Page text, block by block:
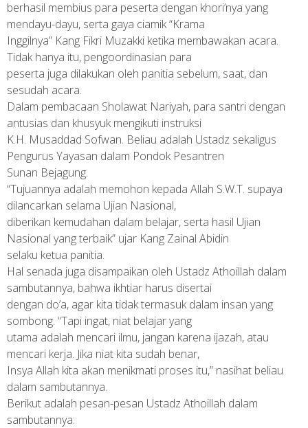
berhasil membius para peserta dengan khori’nya yang
mendayu-dayu, serta gaya ciamik “Krama
Inggilnya” Kang Fikri Muzakki ketika membawakan acara.
Tidak hanya itu, pengoordinasian para
peserta juga dilakukan oleh panitia sebelum, saat, dan
sesudah acara.
Dalam pembacaan Sholawat Nariyah, para santri dengan
antusias dan khusyuk mengikuti instruksi
K.H. Musaddad Sofwan. Beliau adalah Ustadz sekaligus
Pengurus Yayasan dalam Pondok Pesantren
Sunan Bejagung.
“Tujuannya adalah memohon kepada Allah S.W.T. supaya
dilancarkan selama Ujian Nasional,
diberikan kemudahan dalam belajar, serta hasil Ujian
Nasional yang terbaik” ujar Kang Zainal Abidin
selaku ketua panitia.
Hal senada juga disampaikan oleh Ustadz Athoillah dalam
sambutannya, bahwa ikhtiar harus disertai
dengan do’a, agar kita tidak termasuk dalam insan yang
sombong. “Tapi ingat, niat belajar yang
utama adalah mencari ilmu, jangan karena ijazah, atau
mencari kerja. Jika niat kita sudah benar,
Insya Allah kita akan menikmati proses itu,” nasihat beliau
dalam sambutannya.
Berikut adalah pesan-pesan Ustadz Athoillah dalam
sambutannya: